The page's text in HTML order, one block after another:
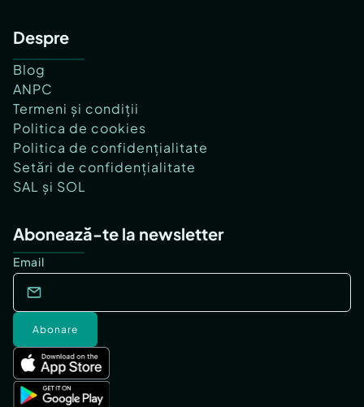
Despre
Blog
ANPC
Termeni și condiții
Politica de cookies
Politica de confidențialitate
Setări de confidențialitate
SAL și SOL
Abonează-te la newsletter
Email
Abonare